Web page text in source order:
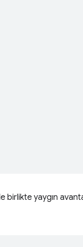
birlikte yaygın